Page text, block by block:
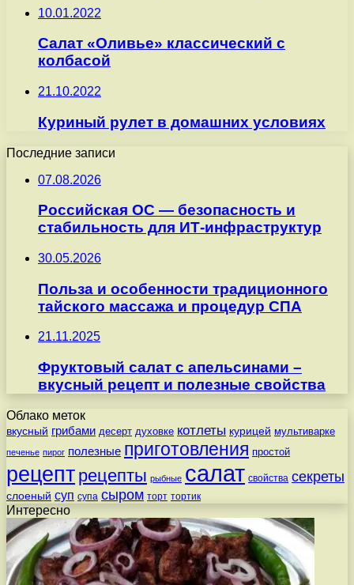
10.01.2022
Салат «Оливье» классический с
колбасой
21.10.2022
Куриный рулет в домашних условиях
Последние записи
07.08.2026
Российская ОС — безопасность и
стабильность для ИТ-инфраструктур
30.05.2026
Польза и особенности традиционного
тайского массажа и процедур СПА
21.11.2025
Фруктовый салат с апельсинами –
вкусный рецепт и полезные свойства
Облако меток
вкусный грибами десерт духовке котлеты курицей мультиварке
печенье пирог полезные приготовления простой
рецепт рецепты рыбные салат свойства секреты
слоеный суп супа сыром торт тортик
Интересно